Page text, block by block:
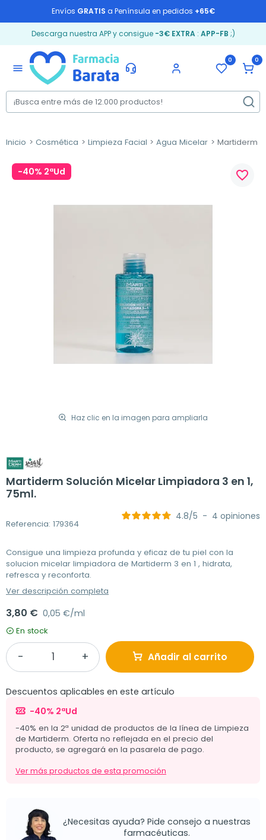
Envíos GRATIS a Península en pedidos +65€
Descarga nuestra APP y consigue -3€ EXTRA: APP-FB ;)
menu
0 0
Inicio Cosmética Limpieza Facial Agua Micelar Martiderm
-40% 2ªUd
Haz clic en la imagen para ampliarla
favorite_border
Martiderm Solución Micelar Limpiadora 3 en 1,
75ml.
Referencia: 179364
4.8/5 - 4 opiniones
Consigue una limpieza profunda y eficaz de tu piel con la
solucion micelar limpiadora de Martiderm 3 en 1 , hidrata,
refresca y reconforta.
Ver descripción completa
3,80 € 0,05 €/ml
En stock
Añadir al carrito
Descuentos aplicables en este artículo
-40% 2ªUd
-40% en la 2ª unidad de productos de la línea de Limpieza
de Martiderm. Oferta no reflejada en el precio del
producto, se agregará en la pasarela de pago.
Ver más productos de esta promoción
¿Necesitas ayuda? Pide consejo a nuestras
farmacéuticas.